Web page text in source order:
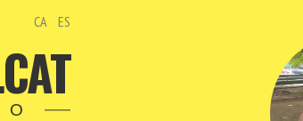
CA ES